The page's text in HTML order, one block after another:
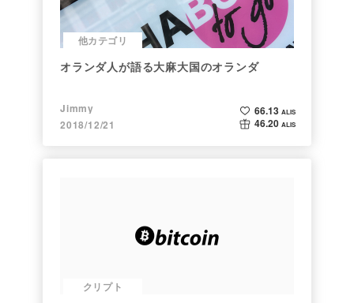
他カテゴリ
オランダ人が語る大麻大国のオランダ
Jimmy
2018/12/21
66.13 ALIS
46.20 ALIS
クリプト